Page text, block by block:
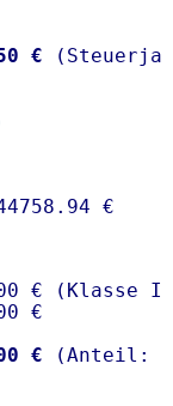
€
€ (Klasse I)
€
€